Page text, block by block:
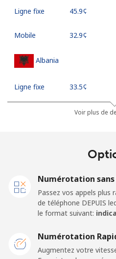
Ligne fixe ⁦45.9¢⁩
Mobile ⁦32.9¢⁩
Albania
Ligne fixe ⁦33.5¢⁩
⁦65.5¢⁩
Mobile
American Samoa
Ligne fixe ⁦26.5¢⁩
Voir plus de
Numérotation sans
Passez vos appels plus
de téléphone DEPUIS
le format suivant:
Numérotation
Augmentez votre